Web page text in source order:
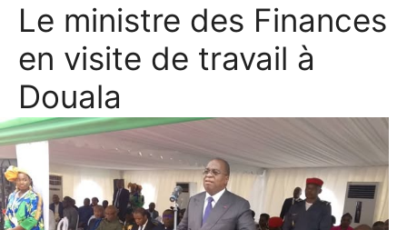
Le ministre des Finances
en visite de travail à
Douala